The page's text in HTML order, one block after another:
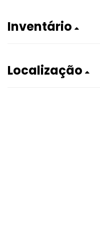
Inventário
Localização